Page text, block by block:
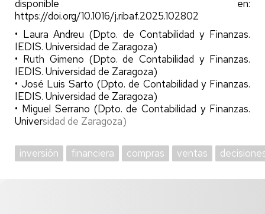
disponible en:
https://doi.org/10.1016/j.ribaf.2025.102802
• Laura Andreu (Dpto. de Contabilidad y Finanzas.
IEDIS. Universidad de Zaragoza)
• Ruth Gimeno (Dpto. de Contabilidad y Finanzas.
IEDIS. Universidad de Zaragoza)
• José Luis Sarto (Dpto. de Contabilidad y Finanzas.
IEDIS. Universidad de Zaragoza)
• Miguel Serrano (Dpto. de Contabilidad y Finanzas.
Universidad de Zaragoza)
inversión financiera compras ventas